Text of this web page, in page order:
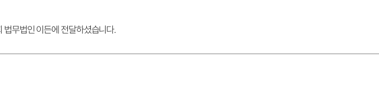
법무법인 이든에 전달하셨습니다.